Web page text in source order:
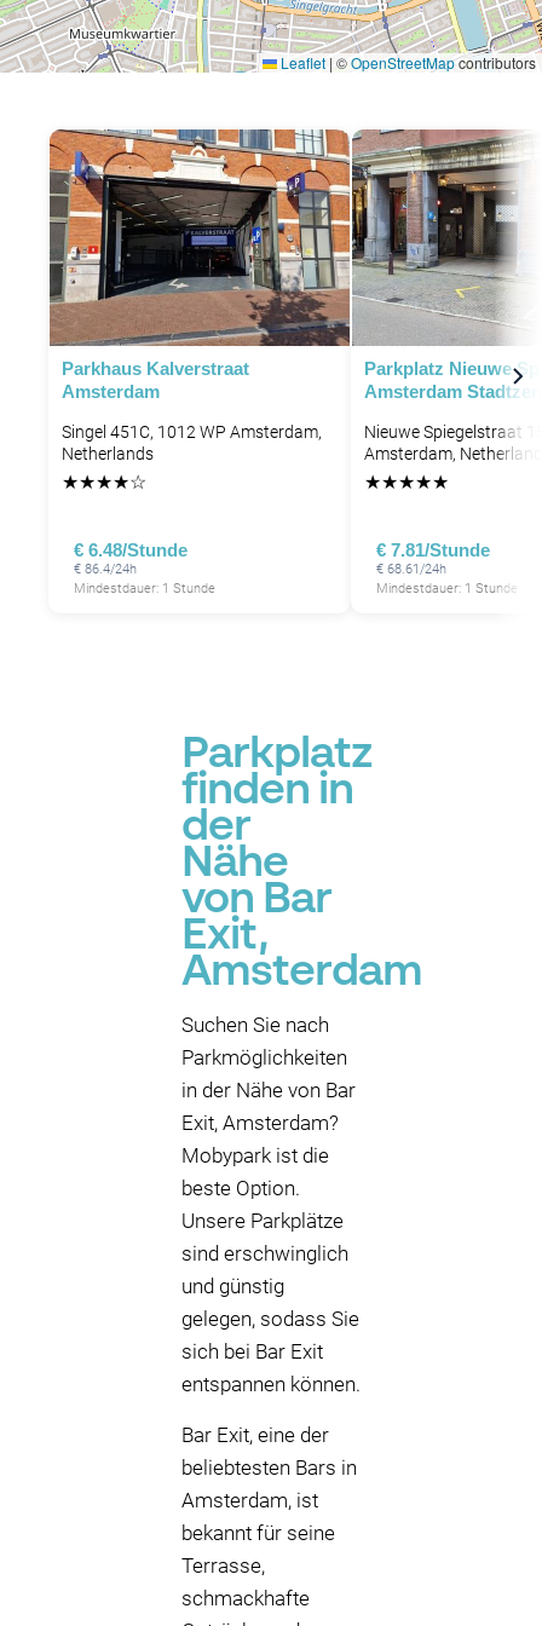
P P
P
P
P
P
Leaflet | ©OpenStreetMapcontributors
Parkhaus Kalverstraat
Amsterdam
Singel 451C, 1012 WP Amsterdam,
Netherlands
★★★★☆
€ 6.48/Stunde
€ 86.4/24h
Mindestdauer: 1 Stunde
Parkplatz Nieuwe
Amsterdam
Nieuwe Spiegelstraat
Amsterdam,
★★★★★
€ 7.81/Stunde
€ 68.61/24h
Mindestdauer: 1 Stunde
Parkplatz
finden in
der
Nähe
von Bar
Exit,
Amsterdam
Suchen Sie nach
Parkmöglichkeiten
in der Nähe von Bar
Exit, Amsterdam?
Mobypark ist die
beste Option.
Unsere Parkplätze
sind erschwinglich
und günstig
gelegen, sodass Sie
sich bei Bar Exit
entspannen können.
Bar Exit, eine der
beliebtesten Bars in
Amsterdam, ist
bekannt für seine
Terrasse,
schmackhafte